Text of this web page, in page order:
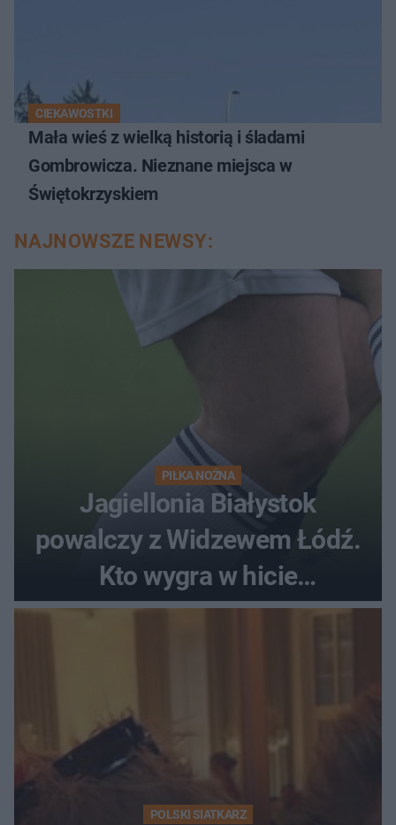
CIEKAWOSTKI
Mała wieś z wielką historią i śladami
Gombrowicza. Nieznane miejsca w
Świętokrzyskiem
NAJNOWSZE NEWSY:
PIŁKA NOŻNA
Jagiellonia Białystok
powalczy z Widzewem Łódź.
Kto wygra w hicie
Ekstraklasy?
POLSKI SIATKARZ